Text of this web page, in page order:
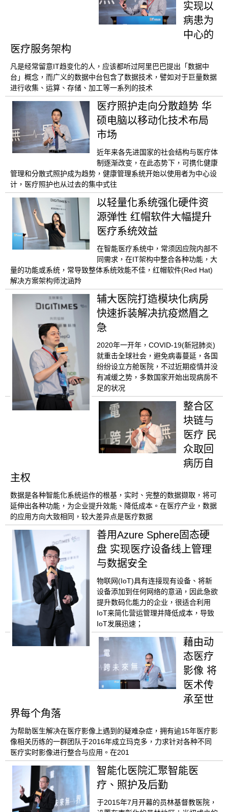
实现以
病患为
中心的
医疗服务架构
凡是经常留意IT趋变化的人，应该都听过阿里巴巴提出「数据中
台」概念，而广义的数据中台包含了数据技术，譬如对于巨量数据
进行收集、运算、存储、加工等一系列的技术
医疗照护走向分散趋势 华
硕电脑以移动化技术布局
市场
近年来各先进国家的社会结构与医疗体
制逐渐改变，在此态势下，可携化健康
管理和分散式照护成为趋势，健康管理系统开始以使用者为中心设
计，医疗照护也从过去的集中式往
以轻量化系统强化硬件资
源弹性 红帽软件大幅提升
医疗系统效益
在智能医疗系统中，常须因应院内部不
同需求，在IT架构中整合各种功能，大
量的功能或系统，常导致整体系统效能不佳，红帽软件(Red Hat)
解决方案架构师沈涵羚
辅大医院打造模块化病房
快速拆装解决抗疫燃眉之
急
2020年一开年，COVID-19(新冠肺炎)
就重击全球社会，避免病毒蔓延，各国
纷纷设立方舱医院，不过近期疫情并没
有减缓之势，多数国家开始出现病房不
足的状况
整合区
块链与
医疗 民
众取回
病历自
主权
数据是各种智能化系统运作的根基，实时、完整的数据撷取，将可
延伸出各种功能，为企业提升效能、降低成本。在医疗产业，数据
的应用方向大致相同，较大差异点是医疗数据
善用Azure Sphere固态硬
盘 实现医疗设备线上管理
与数据安全
物联网(IoT)具有连接现有设备、将新
设备添加到任何网络的意涵，因此急欲
提升数码化能力的企业，很适合利用
IoT来简化营运管理并降低成本，导致
IoT发展迅速；
藉由动
态医疗
影像 将
医术传
承至世
界每个角落
为帮助医生解决在医疗影像上遇到的疑难杂症，拥有逾15年医疗影
像相关历练的一群团队于2016年成立玛克多，力求针对各种不同
医疗实时影像进行整合与应用。在201
智能化医院汇聚智能医
疗、照护及后勤
于2015年7月开幕的员林基督教医院，